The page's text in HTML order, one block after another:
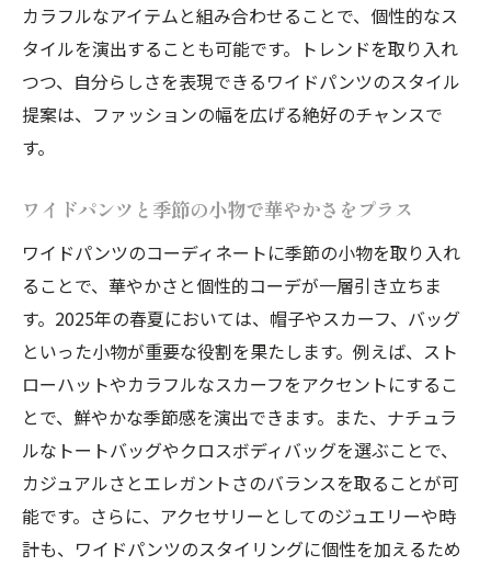
カラフルなアイテムと組み合わせることで、個性的なス
タイルを演出することも可能です。トレンドを取り入れ
つつ、自分らしさを表現できるワイドパンツのスタイル
提案は、ファッションの幅を広げる絶好のチャンスで
す。
ワイドパンツと季節の小物で華やかさをプラス
ワイドパンツのコーディネートに季節の小物を取り入れ
ることで、華やかさと個性的コーデが一層引き立ちま
す。2025年の春夏においては、帽子やスカーフ、バッグ
といった小物が重要な役割を果たします。例えば、スト
ローハットやカラフルなスカーフをアクセントにするこ
とで、鮮やかな季節感を演出できます。また、ナチュラ
ルなトートバッグやクロスボディバッグを選ぶことで、
カジュアルさとエレガントさのバランスを取ることが可
能です。さらに、アクセサリーとしてのジュエリーや時
計も、ワイドパンツのスタイリングに個性を加えるため